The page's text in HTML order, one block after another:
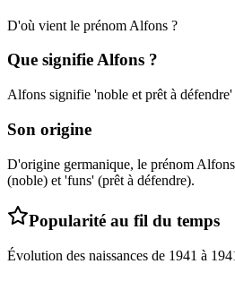
D'où vient le prénom Alfons ?
Que signifieAlfons ?
Alfons signifie 'noble et prêt à
Son origine
D'origine germanique, le prénom
(noble) et 'funs' (prêt à défendre).
Popularité au fil du temps
Évolution des naissances de 1941 à